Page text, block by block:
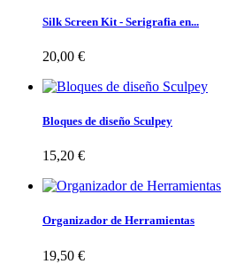
Silk Screen Kit - Serigrafia en...
20,00 €
Bloques de diseño Sculpey
15,20 €
Organizador de Herramientas
19,50 €